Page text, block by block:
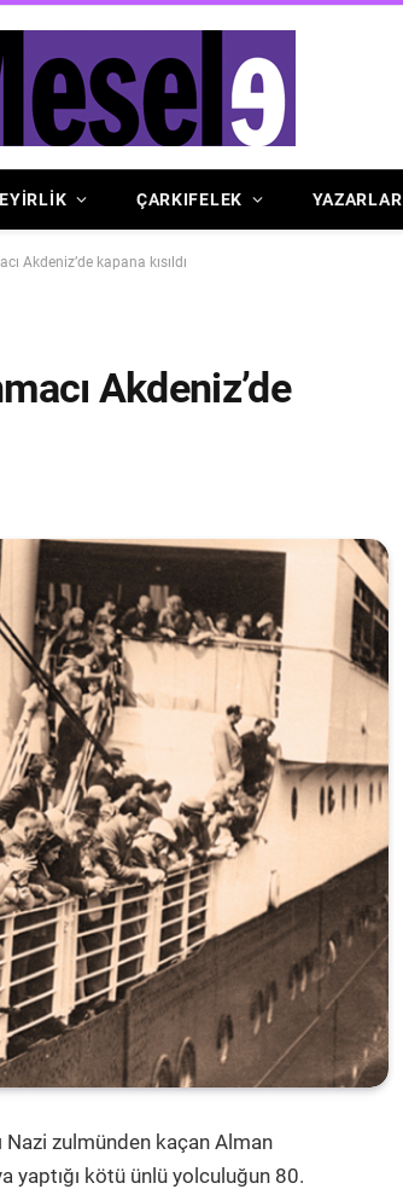
ÇARKIFELEK YAZARLAR
Akdeniz’de kapana kısıldı
Akdeniz’de
Nazi zulmünden kaçan Alman
yaptığı kötü ünlü yolculuğun 80.